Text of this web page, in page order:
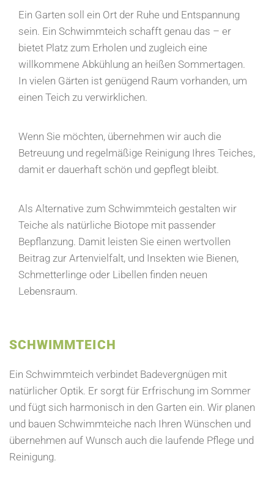
Ein Garten soll ein Ort der Ruhe und Entspannung
sein. Ein Schwimmteich schafft genau das – er
bietet Platz zum Erholen und zugleich eine
willkommene Abkühlung an heißen Sommertagen.
In vielen Gärten ist genügend Raum vorhanden, um
einen Teich zu verwirklichen.
Wenn Sie möchten, übernehmen wir auch die
Betreuung und regelmäßige Reinigung Ihres Teiches,
damit er dauerhaft schön und gepflegt bleibt.
Als Alternative zum Schwimmteich gestalten wir
Teiche als natürliche Biotope mit passender
Bepflanzung. Damit leisten Sie einen wertvollen
Beitrag zur Artenvielfalt, und Insekten wie Bienen,
Schmetterlinge oder Libellen finden neuen
Lebensraum.
SCHWIMMTEICH
Ein Schwimmteich verbindet Badevergnügen mit
natürlicher Optik. Er sorgt für Erfrischung im Sommer
und fügt sich harmonisch in den Garten ein. Wir planen
und bauen Schwimmteiche nach Ihren Wünschen und
übernehmen auf Wunsch auch die laufende Pflege und
Reinigung.